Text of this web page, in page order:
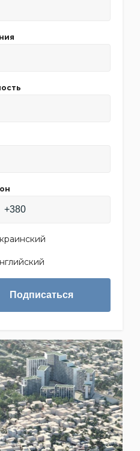
Подписаться